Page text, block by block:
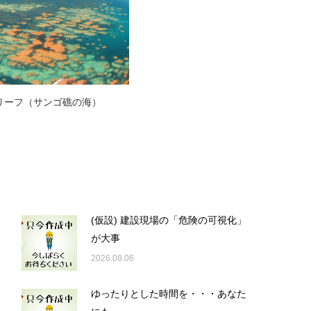
フ（サンゴ礁の海）
(仮設) 建設現場の「危険の可視化」
が大事
2026.08.06
ゆったりとした時間を・・・あなた